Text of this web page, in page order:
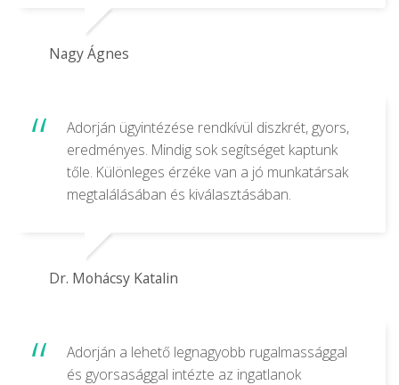
Nagy Ágnes
Adorján ügyintézése rendkívül diszkrét, gyors,
eredményes. Mindig sok segítséget kaptunk
tőle. Különleges érzéke van a jó munkatársak
megtalálásában és kiválasztásában.
Dr. Mohácsy Katalin
Adorján a lehető legnagyobb rugalmassággal
és gyorsasággal intézte az ingatlanok